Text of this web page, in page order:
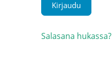
Salasana hukassa?